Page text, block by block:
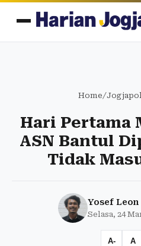
Home/
Hari Pertama
ASN Bantul
Tidak
Yosef Leon
Selasa, 24
A- A